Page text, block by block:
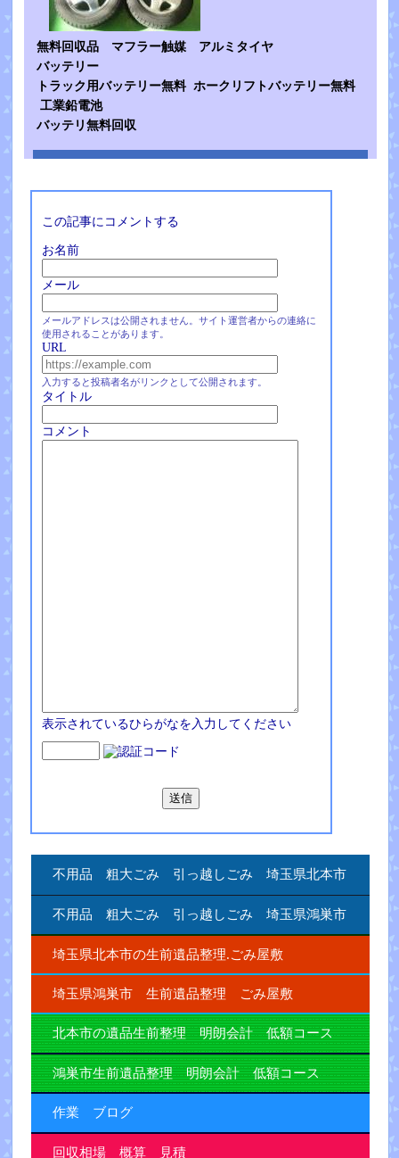
無料回収品 マフラー触媒 アルミタイヤ
バッテリー
トラック用バッテリー無料 ホークリフトバッテリー無料
工業鉛電池
バッテリ無料回収
この記事にコメントする
お名前
メール
メールアドレスは公開されません。サイト運営者からの連絡に
使用されることがあります。
URL
入力すると投稿者名がリンクとして公開されます。
タイトル
コメント
表示されているひらがなを入力してください
不用品 粗大ごみ 引っ越しごみ 埼玉県北本市
不用品 粗大ごみ 引っ越しごみ 埼玉県鴻巣市
埼玉県北本市の生前遺品整理.ごみ屋敷
埼玉県鴻巣市 生前遺品整理 ごみ屋敷
北本市の遺品生前整理 明朗会計 低額コース
鴻巣市生前遺品整理 明朗会計 低額コース
作業 ブログ
回収相場 概算 見積